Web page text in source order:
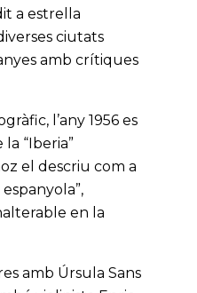
a estrella
ciutats
amb crítiques
l’any 1956 es
“Iberia”
el descriu com a
en la
amb Úrsula Sans